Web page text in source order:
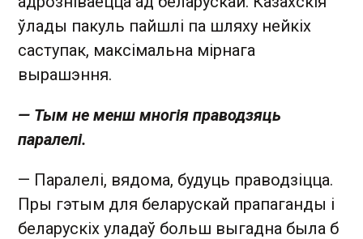
ўлады пакуль пайшлі па шляху нейкіх
саступак, максімальна мірнага
вырашэння.
— Тым не менш многія праводзяць
паралелі.
— Паралелі, вядома, будуць праводзіцца.
Пры гэтым для беларускай прапаганды і
беларускіх уладаў больш выгадна была б